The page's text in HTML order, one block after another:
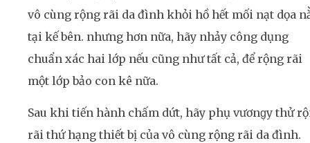
vô cùng rộng rãi da đình khỏi hồ hết mối nạt dọa
tại kế bên. nhưng hơn nữa, hãy nhảy công dụng
chuẩn xác hai lớp nếu cũng như tất cả, để rộng rãi
một lớp bảo con kê nữa.
Sau khi tiến hành chấm dứt, hãy phụ vương̣y thử
rãi thứ hạng thiết bị của vô cùng rộng rãi da đình.